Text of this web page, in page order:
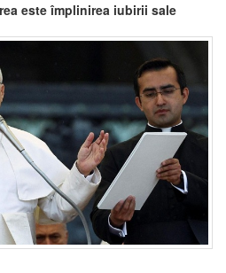
este împlinirea iubirii sale